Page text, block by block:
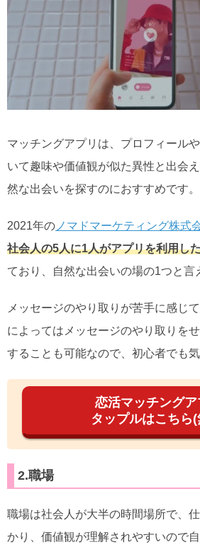
マッチングアプリは、プロフィール
いて趣味や価値観が似た異性と出会
然な出会いを探すのにおすすめです。
2021年の ノマドマーケティング株式
社会人の5人に1人がアプリを利用し
ており、自然な出会いの場の1つと言
メッセージのやり取りが苦手に感じ
によってはメッセージのやり取りを
することも可能なので、初心者でも
恋活マッチングア
タップルはこちら(
2.職場
職場は社会人が大半の時間場所で、
かり、価値観が理解されやすいので